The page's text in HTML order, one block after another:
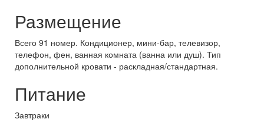
Размещение
Всего 91 номер. Кондиционер, мини-бар, телевизор,
телефон, фен, ванная комната (ванна или душ). Тип
дополнительной кровати - раскладная/стандартная.
Питание
Завтраки